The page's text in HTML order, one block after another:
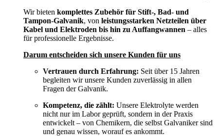
Wir bieten komplettes Zubehör für Stift-, Bad- und
Tampon-Galvanik, von leistungsstarken Netzteilen über
Kabel und Elektroden bis hin zu Auffangwannen – alles
für professionelle Ergebnisse.
Darum entscheiden sich unsere Kunden für uns
Vertrauen durch Erfahrung: Seit über 15 Jahren
begleiten wir unsere Kunden zuverlässig in allen
Fragen der Galvanik.
Kompetenz, die zählt: Unsere Elektrolyte werden
nicht nur im Labor geprüft, sondern in der Praxis
entwickelt – von Chemikern, die selbst Galvaniker sind
und genau wissen, worauf es ankommt.